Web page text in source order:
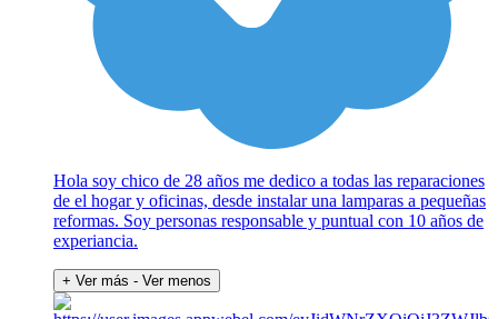
Hola soy chico de 28 años me dedico a todas las reparaciones
de el hogar y oficinas, desde instalar una lamparas a pequeñas
reformas. Soy personas responsable y puntual con 10 años de
experiancia.
+ Ver más - Ver menos